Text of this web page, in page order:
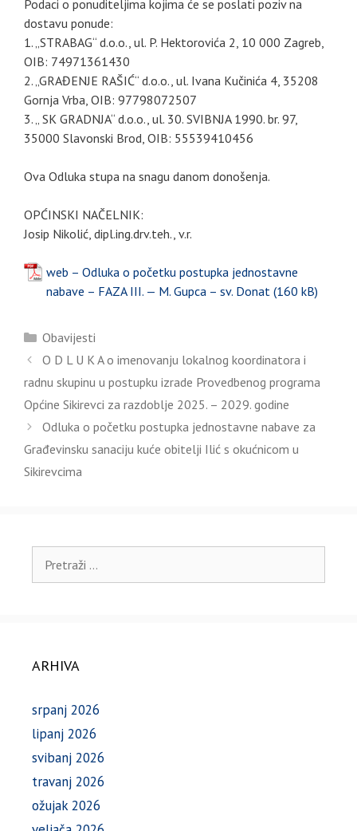
Podaci o ponuditeljima kojima će se poslati poziv na
dostavu ponude:
1. „STRABAG“ d.o.o., ul. P. Hektorovića 2, 10 000 Zagreb,
OIB: 74971361430
2. „GRAĐENJE RAŠIĆ“ d.o.o., ul. Ivana Kučinića 4, 35208
Gornja Vrba, OIB: 97798072507
3. „ SK GRADNJA“ d.o.o., ul. 30. SVIBNJA 1990. br. 97,
35000 Slavonski Brod, OIB: 55539410456
Ova Odluka stupa na snagu danom donošenja.
OPĆINSKI NAČELNIK:
Josip Nikolić, dipl.ing.drv.teh., v.r.
web – Odluka o početku postupka jednostavne
nabave – FAZA III. — M. Gupca – sv. Donat
Kategorije
Obavijesti
O D L U K A o imenovanju lokalnog koordinatora i
radnu skupinu u postupku izrade Provedbenog programa
Općine Sikirevci za razdoblje 2025. – 2029. godine
Odluka o početku postupka jednostavne nabave za
Građevinsku sanaciju kuće obitelji Ilić s okućnicom u
Sikirevcima
ARHIVA
srpanj 2026
lipanj 2026
svibanj 2026
travanj 2026
ožujak 2026